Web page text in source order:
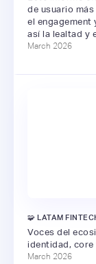
de usuario
el engagement
así la lealtad y
March 2026
🧩 LATAM
Voces del
identidad, core
March 2026